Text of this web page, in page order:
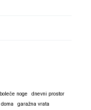
boleče noge
dnevni prostor
garažna vrata